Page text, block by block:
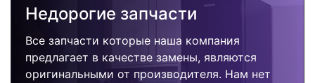
Недорогие запчасти
Все запчасти которые наша компания
предлагает в качестве замены, являются
оригинальными от производителя. Нам нет